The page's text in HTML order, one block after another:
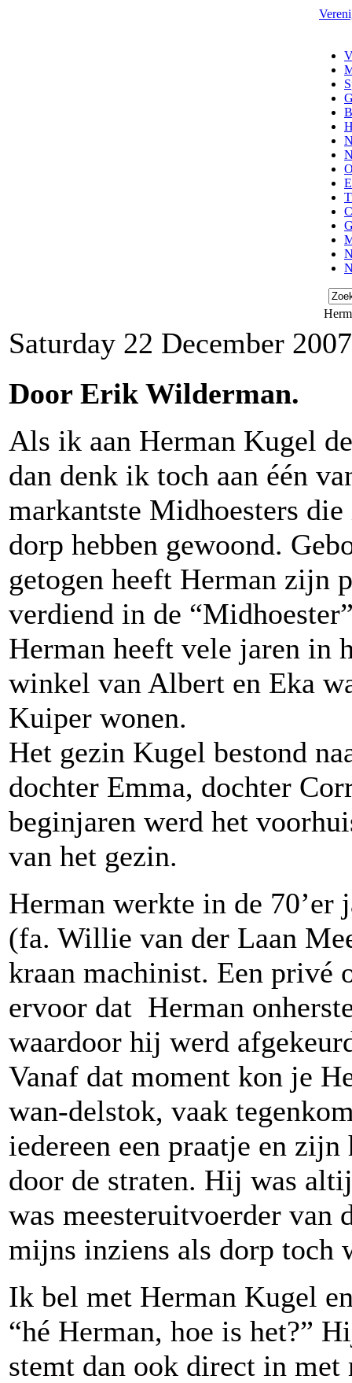
Saturday 22 December 2007
Door Erik Wilderman.
Als ik aan Herman Kugel
dan denk ik toch aan één
markantste Midhoesters die
dorp hebben gewoond.
getogen heeft Herman zijn
verdiend in de
Herman heeft vele jaren in
winkel van Albert en Eka
Kuiper wonen.
Het gezin Kugel bestond
dochter Emma, dochter
beginjaren werd het
van het gezin.
Herman werkte in de 70’er
(fa. Willie van der Laan
kraan machinist. Een privé
ervoor dat Herman
waardoor hij werd
Vanaf dat moment kon je
wan-delstok, vaak
iedereen een praatje en
door de straten. Hij was
was meesteruitvoerder van
mijns inziens als dorp toch
Ik bel met Herman Kugel
“hé Herman, hoe is het?”
stemt dan ook direct in